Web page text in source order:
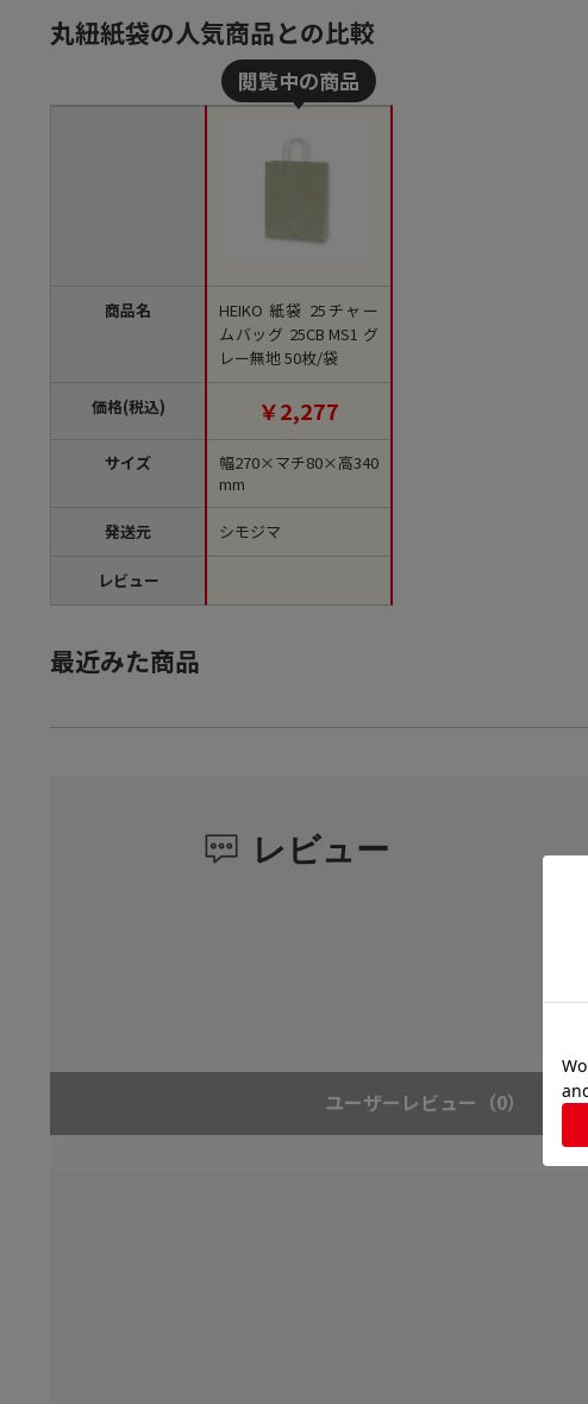
丸紐紙袋の人気商品との比較
商品名
価格(税込)
サイズ
発送元
レビュー
HEIKO 紙袋 25チャー
ムバッグ 25CB MS1 グ
レー無地 50枚/袋
￥2,277
幅270×マチ80×高340
mm
シモジマ
最近みた商品
レビュー
ユーザーレビュー （0）